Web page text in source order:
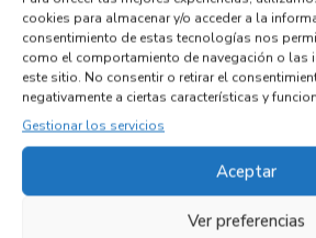
cookies para almacenar y/o acceder a la
consentimiento de estas tecnologías nos
como el comportamiento de navegación o las
este sitio. No consentir o retirar el
negativamente a ciertas características y
Gestionar los servicios
Aceptar
Ver preferencias
Recambios » OTROS... MODELOS
Referencia ID:
147080
Referencia OEM: 349978624
17,95€ (IVA no incluído)